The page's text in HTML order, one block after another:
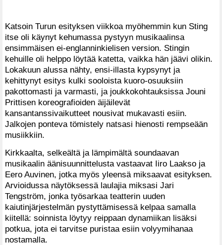
Katsoin Turun esityksen viikkoa myöhemmin kun Sting
itse oli käynyt kehumassa pystyyn musikaalinsa
ensimmäisen ei-englanninkielisen version. Stingin
kehuille oli helppo löytää katetta, vaikka hän jäävi olikin.
Lokakuun alussa nähty, ensi-illasta kypsynyt ja
kehittynyt esitys kulki sooloista kuoro-osuuksiin
pakottomasti ja varmasti, ja joukkokohtauksissa Jouni
Prittisen koreografioiden äijäilevät
kansantanssivaikutteet nousivat mukavasti esiin.
Jalkojen ponteva tömistely natsasi hienosti rempseään
musiikkiin.
Kirkkaalta, selkeältä ja lämpimältä soundaavan
musikaalin äänisuunnittelusta vastaavat Iiro Laakso ja
Eero Auvinen, jotka myös yleensä miksaavat esityksen.
Arvioidussa näytöksessä laulajia miksasi Jari
Tengström, jonka työsarkaa teatterin uuden
kaiutinjärjestelmän pystyttämisessä kelpaa samalla
kiitellä: soinnista löytyy reippaan dynamiikan lisäksi
potkua, jota ei tarvitse puristaa esiin volyymihanaa
nostamalla.